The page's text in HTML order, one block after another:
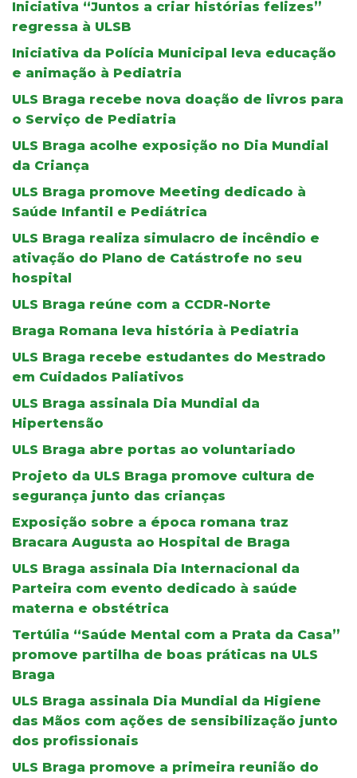
Iniciativa “Juntos a criar histórias felizes”
regressa à ULSB
Iniciativa da Polícia Municipal leva educação
e animação à Pediatria
ULS Braga recebe nova doação de livros para
o Serviço de Pediatria
ULS Braga acolhe exposição no Dia Mundial
da Criança
ULS Braga promove Meeting dedicado à
Saúde Infantil e Pediátrica
ULS Braga realiza simulacro de incêndio e
ativação do Plano de Catástrofe no seu
hospital
ULS Braga reúne com a CCDR-Norte
Braga Romana leva história à Pediatria
ULS Braga recebe estudantes do Mestrado
em Cuidados Paliativos
ULS Braga assinala Dia Mundial da
Hipertensão
ULS Braga abre portas ao voluntariado
Projeto da ULS Braga promove cultura de
segurança junto das crianças
Exposição sobre a época romana traz
Bracara Augusta ao Hospital de Braga
ULS Braga assinala Dia Internacional da
Parteira com evento dedicado à saúde
materna e obstétrica
Tertúlia “Saúde Mental com a Prata da Casa”
promove partilha de boas práticas na ULS
Braga
ULS Braga assinala Dia Mundial da Higiene
das Mãos com ações de sensibilização junto
dos profissionais
ULS Braga promove a primeira reunião do